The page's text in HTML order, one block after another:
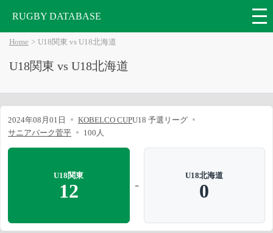
RUGBY DATABASE
Home U18関東 vs U18北海道
U18関東 vs U18北海道
2024年08月01日 KOBELCO CUPU18 予選リーグ
サニアパーク菅平
100人
U18関東
12 -
U18北海道
0